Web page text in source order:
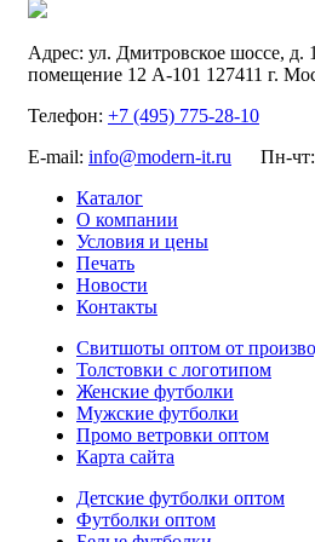
Адрес: ул. Дмитровское шоссе, д.
помещение 12 А-101 127411 г.
Телефон: +7 (495) 775-28-10
E-mail: info@modern-it.ru
Пн-чт:
Каталог
О компании
Условия и цены
Печать
Новости
Контакты
Свитшоты оптом от
Толстовки с логотипом
Женские футболки
Мужские футболки
Промо ветровки оптом
Карта сайта
Детские футболки оптом
Футболки оптом